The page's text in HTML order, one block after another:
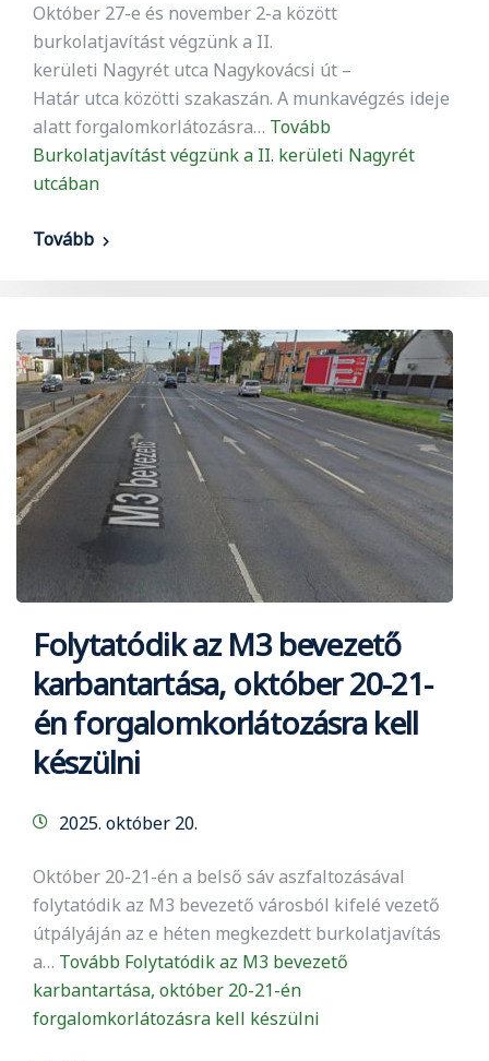
Október 27-e és november 2-a között
burkolatjavítást végzünk a II.
kerületi Nagyrét utca Nagykovácsi út –
Határ utca közötti szakaszán. A munkavégzés ideje
alatt forgalomkorlátozásra… Tovább
Burkolatjavítást végzünk a II. kerületi Nagyrét
utcában
Tovább
Folytatódik az M3 bevezető
karbantartása, október 20-21-
én forgalomkorlátozásra kell
készülni
2025. október 20.
Október 20-21-én a belső sáv aszfaltozásával
folytatódik az M3 bevezető városból kifelé vezető
útpályáján az e héten megkezdett burkolatjavítás
a… Tovább Folytatódik az M3 bevezető
karbantartása, október 20-21-én
forgalomkorlátozásra kell készülni